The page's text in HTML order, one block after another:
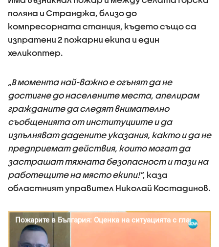
поляна и Странджа, близо до
компресорната станция, където също са
изпратени 2 пожарни екипа и един
хеликоптер.
„В момента най-важно е огънят да не
достигне до населените места, апелирам
гражданите да следят внимателно
съобщенията от институциите и да
изпълняват дадените указания, както и да не
предприемат действия, които могат да
застрашат тяхната безопасност и тази на
работещите на място екипи!“, каза
областният управител Николай Костадинов.